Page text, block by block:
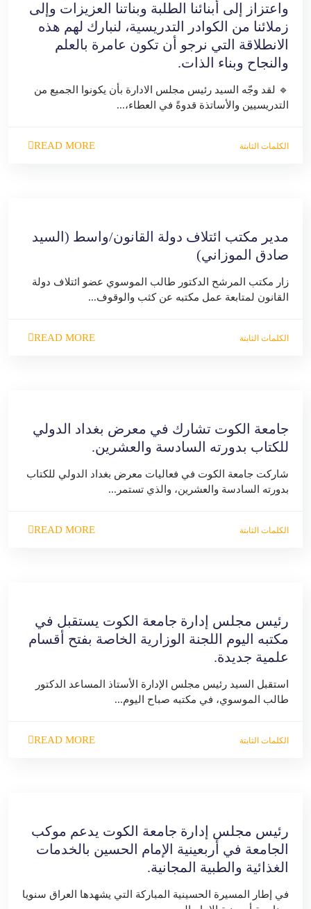
واعتزاز إلى أبنائنا الطلبة وبناتنا العزيزات وإلى
زملائنا من الكوادر التدريسية، لنبارك لهم هذه
الانطلاقة التي نرجو أن تكون عامرة بالعلم
والنجاح وبناء الذات.
🔹 لقد وجّه السيد رئيس مجلس الادارة بأن يكونوا الجميع من
التدريسيين والأساتذة قدوةً في العطاء،...
الكلمات الثابتة READ MORE
مدير مكتب ائتلاف دولة القانون/واسط (السيد
صادق الموزاني)
زار مكتب المرشح الدكتور طالب الموسوي عضو ائتلاف دولة
القانون لمتابعة عمل مكتبه عن كثب والوقوف...
الكلمات الثابتة READ MORE
جامعة الكوت تشارك في معرض بغداد الدولي
للكتاب بدورته السادسة والعشرين.
شاركت جامعة الكوت في فعاليات معرض بغداد الدولي للكتاب
بدورته السادسة والعشرين، والذي تستمر...
الكلمات الثابتة READ MORE
رئيس مجلس إدارة جامعة الكوت يستقبل في
مكتبه اليوم اللجنة الوزارية الخاصة بفتح أقسام
علمية جديدة.
طالب الموسوي، في مكتبه صباح اليوم...
الكلمات الثابتة READ MORE
رئيس مجلس إدارة جامعة الكوت يدعم موكب
الجامعة في أربعينية الإمام الحسين بالخدمات
الغذائية والطبية المجانية.
في إطار المسيرة الحسينية المباركة التي يشهدها العراق سنويا